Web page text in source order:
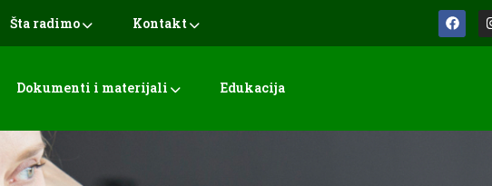
Šta radimo Kontakt
Dokumenti i materijali Edukacija